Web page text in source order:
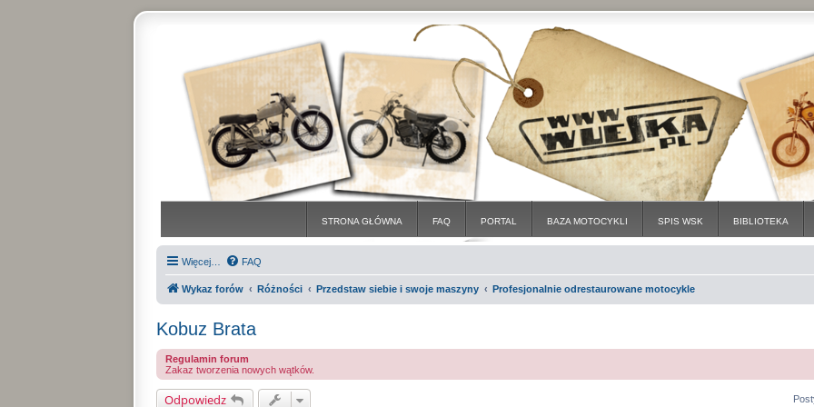
STRONA GŁÓWNA FAQ PORTAL BAZA MOTOCYKLI SPIS WSK BIBLIOTEKA
Więcej… FAQ
Wykaz forów Różności Przedstaw siebie i swoje maszyny Profesjonalnie odrestaurowane motocykle
Kobuz Brata
Regulamin forum
Zakaz tworzenia nowych wątków.
Odpowiedz